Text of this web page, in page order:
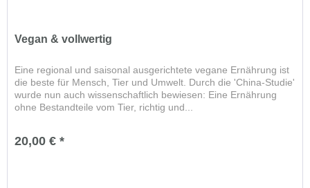
Vegan & vollwertig
Eine regional und saisonal ausgerichtete vegane Ernährung ist
die beste für Mensch, Tier und Umwelt. Durch die 'China-Studie'
wurde nun auch wissenschaftlich bewiesen: Eine Ernährung
ohne Bestandteile vom Tier, richtig und...
20,00 € *